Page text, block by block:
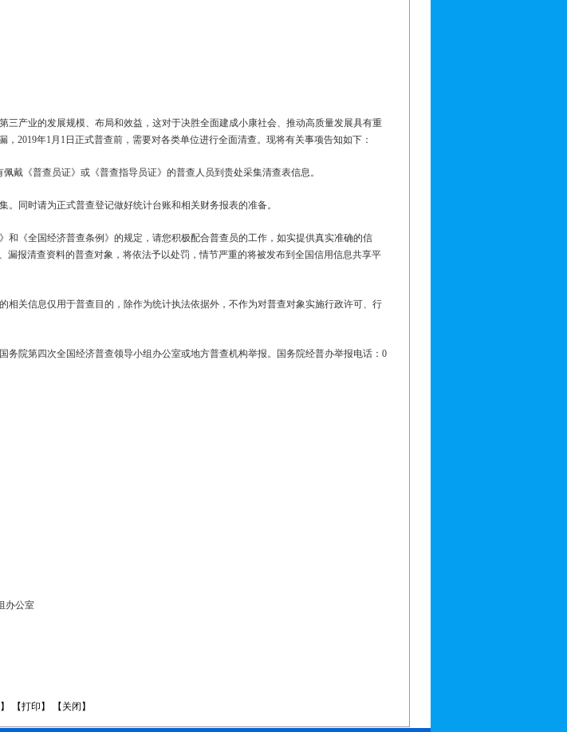
三产业的发展规模、布局和效益，这对于决胜全面建成小康社会、推动高质量发展具有重
， 2019年1 月 1 日正式普查前，需要对各类单位进行全面清查。现将有关事项告知如下：
佩戴《普查员证》或《普查指导员证》的普查人员到贵处采集清查表信息。
同时请为正式普查登记做好统计台账和相关财务报表的准备。
《全国经济普查条例》的规定，请您积极配合普查员的工作，如实提供真实准确的信
报清查资料的普查对象，将依法予以处罚，情节严重的将被发布到全国信用信息共享平
相关信息仅用于普查目的，除作为统计执法依据外，不作为对普查对象实施行政许可、行
院第四次全国经济普查领导小组办公室或地方普查机构举报。国务院经普办举报电话：0
办公室
】 【打印 】 【 关闭 】